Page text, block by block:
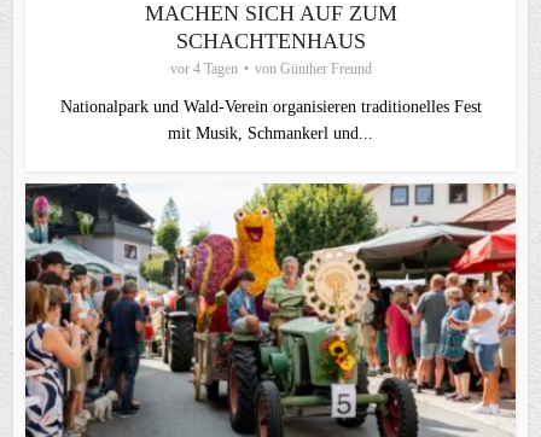
MACHEN SICH AUF ZUM
SCHACHTENHAUS
vor 4 Tagen von Günther Freund
Nationalpark und Wald-Verein organisieren traditionelles Fest
mit Musik, Schmankerl und...